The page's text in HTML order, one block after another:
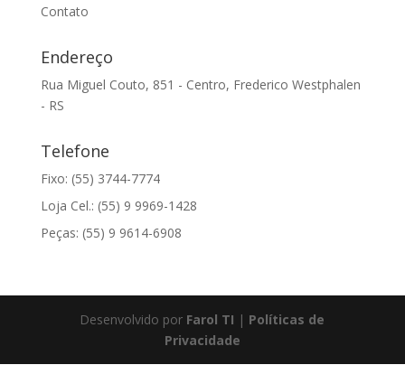
Contato
Endereço
Rua Miguel Couto, 851 - Centro, Frederico Westphalen
- RS
Telefone
Fixo: (55) 3744-7774
Loja Cel.: (55) 9 9969-1428
Peças: (55) 9 9614-6908
Desenvolvido por Farol TI | Políticas de
Privacidade